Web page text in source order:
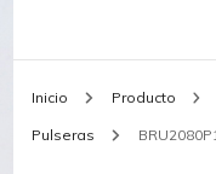
Inicio Producto
Pulseras